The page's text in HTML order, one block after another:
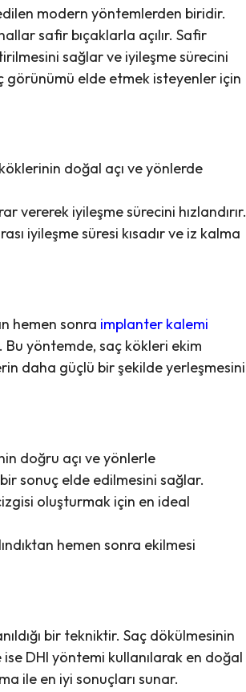
modern yöntemlerden biridir.
safir bıçaklarla açılır. Safir
sağlar ve iyileşme sürecini
görünümü elde etmek isteyenler için
doğal açı ve yönlerde
vererek iyileşme sürecini hızlandırır.
iyileşme süresi kısadır ve iz kalma
hemen sonra implanter kalemi
Bu yöntemde, saç kökleri ekim
daha güçlü bir şekilde yerleşmesini
doğru açı ve yönlerle
sonuç elde edilmesini sağlar.
oluşturmak için en ideal
hemen sonra ekilmesi
bir tekniktir. Saç dökülmesinin
DHI yöntemi kullanılarak en doğal
ile en iyi sonuçları sunar.